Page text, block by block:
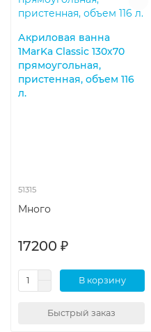
Акриловая ванна
1MarKa Classic 130х70
прямоугольная,
пристенная, объем 116
л.
51315
Много
17200 ₽
В корзину
Быстрый заказ